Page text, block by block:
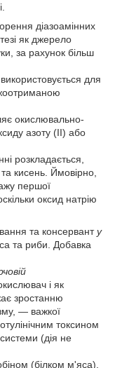
діазоамінних
як джерело
за рахунок більш
використовується для
окислювально-
азоту (II) або
розкладається,
кисень. Ймовірно,
першої
оксид натрію
та консерванту
та риби. Добавка
і як
зростанню
— важкої
токсином
(дія не
(білком м'яса),